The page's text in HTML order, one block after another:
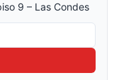
9 – Las Condes